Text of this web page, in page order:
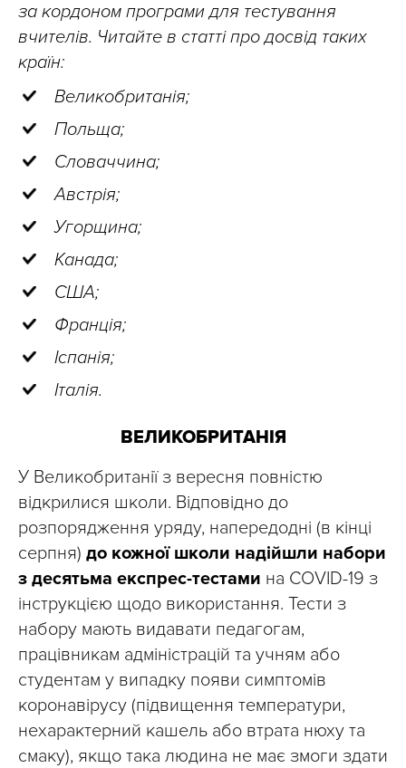
за кордоном програми для тестування
вчителів. Читайте в статті про досвід таких
країн:
Великобританія;
Польща;
Словаччина;
Австрія;
Угорщина;
Канада;
США;
Франція;
Іспанія;
Італія.
ВЕЛИКОБРИТАНІЯ
У Великобританії з вересня повністю
відкрилися школи. Відповідно до
розпорядження уряду, напередодні (в кінці
серпня) до кожної школи надійшли набори
з десятьма експрес-тестами на COVID-19 з
інструкцією щодо використання. Тести з
набору мають видавати педагогам,
працівникам адміністрацій та учням або
студентам у випадку появи симптомів
коронавірусу (підвищення температури,
нехарактерний кашель або втрата нюху та
смаку), якщо така людина не має змоги здати